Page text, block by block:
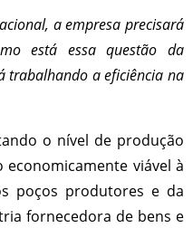
a empresa precisará
está essa questão da
trabalhando a eficiência na
o nível de produção
viável à
poços produtores e da
fornecedora de bens e